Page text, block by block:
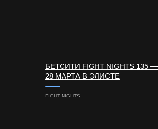
FIGHT NIGHTS
БЕТСИТИ FIGHT NIGHTS 135 —
28 МАРТА В ЭЛИСТЕ